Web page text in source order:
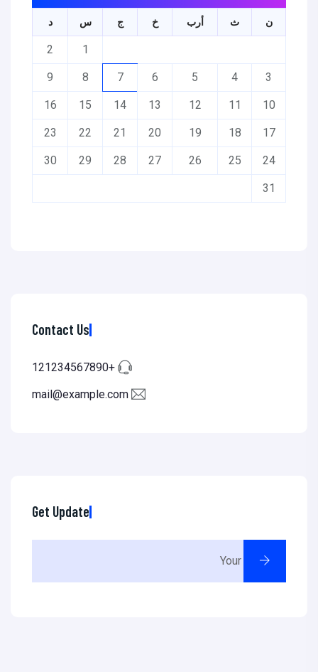
ن ث أرب خ ج س د
1
2
3
4
5
6
7
8
9
10
11
12
13
14
15
16
17
18
19
20
21
22
23
24
25
26
27
28
29
30
31
Contact Us
+121234567890
mail@example.com
Get Update